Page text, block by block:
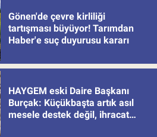
Gönen'de çevre kirliliği
tartışması büyüyor! Tarımdan
Haber'e suç duyurusu kararı
HAYGEM eski Daire Başkanı
Burçak: Küçükbaşta artık asıl
mesele destek değil, ihracat